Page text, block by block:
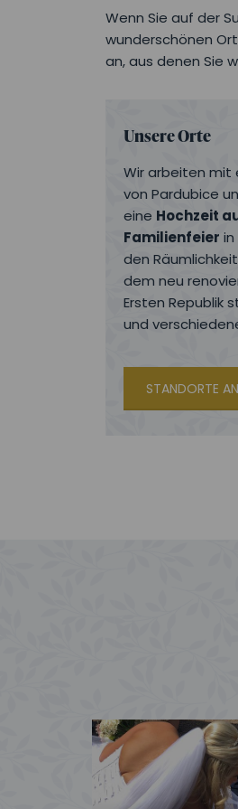
Wenn Sie auf der
wunderschönen
an, aus denen Sie
Unsere Orte
Wir arbeiten mit
von Pardubice
eine Hochzeit
Familienfeier
den
dem neu
Ersten Republik
und
STANDORTE